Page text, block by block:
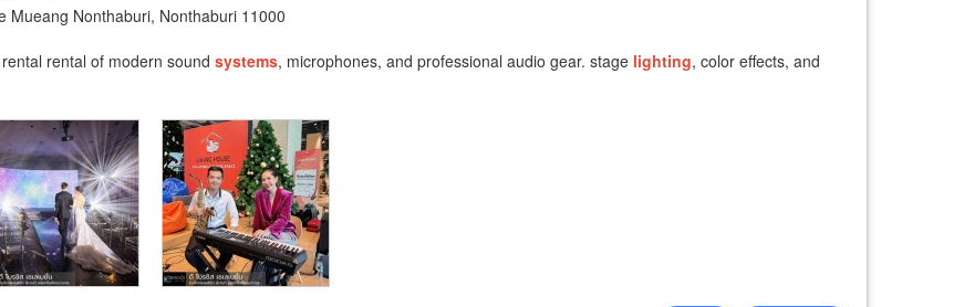
Mueang Nonthaburi, Nonthaburi 11000
rental rental of modern sound systems, microphones, and professional audio gear. stage lighting, color effects, and